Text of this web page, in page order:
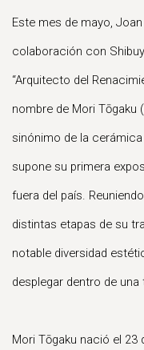
Este mes de mayo,
colaboración con
“Arquitecto del
nombre de Mori Tōgaku
sinónimo de la
supone su primera
fuera del país.
distintas etapas de su
notable diversidad
desplegar dentro de
Mori Tōgaku nació el 23